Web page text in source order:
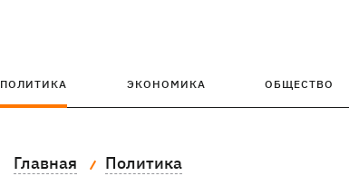
ПОЛИТИКА ЭКОНОМИКА ОБЩЕСТВО
Главная Политика